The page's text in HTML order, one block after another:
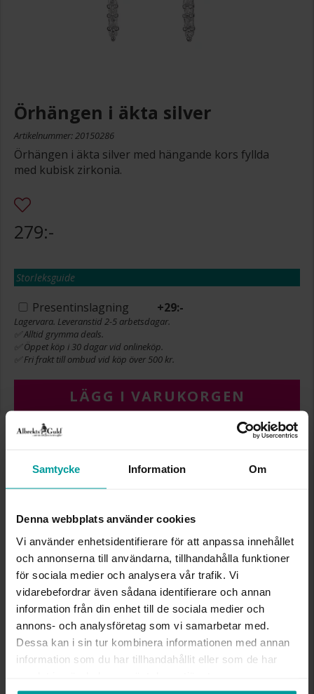
Samtycke Information Om
Denna webbplats använder cookies
Vi använder enhetsidentifierare för att anpassa innehållet
och annonserna till användarna, tillhandahålla funktioner
för sociala medier och analysera vår trafik. Vi
vidarebefordrar även sådana identifierare och annan
information från din enhet till de sociala medier och
annons- och analysföretag som vi samarbetar med.
Dessa kan i sin tur kombinera informationen med annan
information som du har tillhandahållit eller som de har
Örhängen i äkta silver
Artikelnummer: 20150286
Örhängen i äkta silver med hängande kors fyllda
med kubisk zirkonia.
279:-
Storleksguide
Presentinslagning +29:-
Lagervara. Leveranstid 2-5 arbetsdagar.
✅ Alltid grymma deals.
✅ Öppet köp i 30 dagar vid onlineköp.
✅ Fri frakt till ombud vid köp över 500 kr.
LÄGG I VARUKORGEN
BREDD CA (MM)
VARUMÄRKE
Albrekts Guld
MATERIAL
Silver
STEN/PÄRLA
Kubisk zirkonia
Liknande produkter